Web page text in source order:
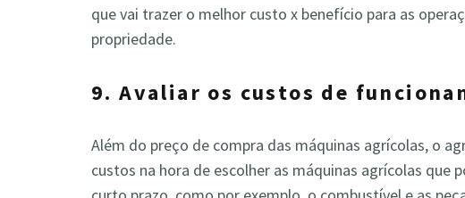
que vai trazer o melhor custo x benefício para as
propriedade.
9. Avaliar os custos de
Além do preço de compra das máquinas agrícolas, o
custos na hora de escolher as máquinas agrícolas que